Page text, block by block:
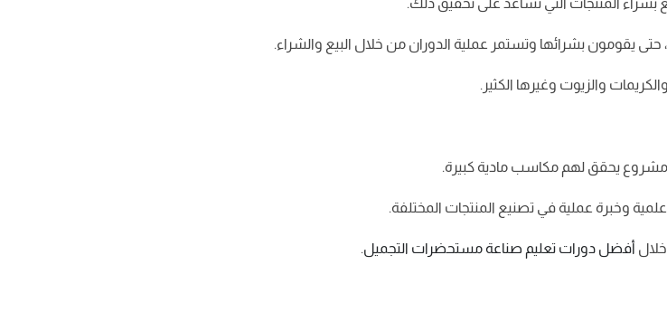
حتى يقومون بشرائها وتستمر عملية الدوران من خلال البيع والشراء.
والزيوت وغيرها الكثير.
مشروع يحقق لهم مكاسب مادية كبيرة.
أفضل دورات تعليم صناعة مستحضرات التجميل.